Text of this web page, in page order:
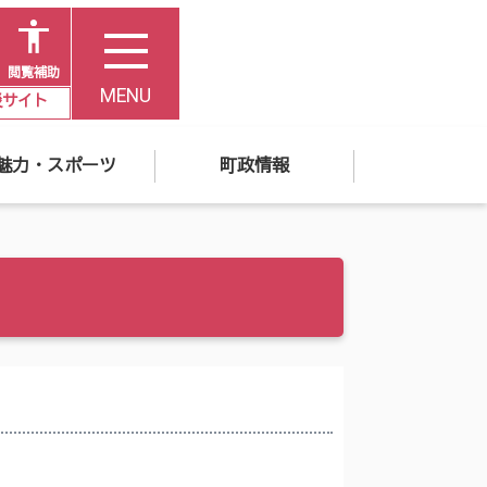
閲覧補助
イト MENU
力・スポーツ 町政情報